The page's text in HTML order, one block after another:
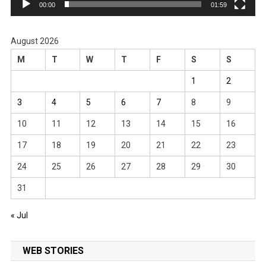
00:00 01:59
August 2026
M
T W T F S S
1 2
3 4 5 6 7 8 9
10 11 12 13 14 15 16
17 18 19 20 21 22 23
24 25 26 27 28 29 30
31
« Jul
WEB STORIES